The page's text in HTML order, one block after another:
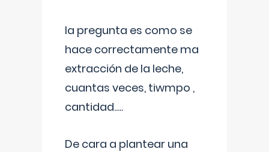
la pregunta es como se
hace correctamente ma
extracción de la leche,
cuantas veces, tiwmpo ,
cantidad.....
De cara a plantear una